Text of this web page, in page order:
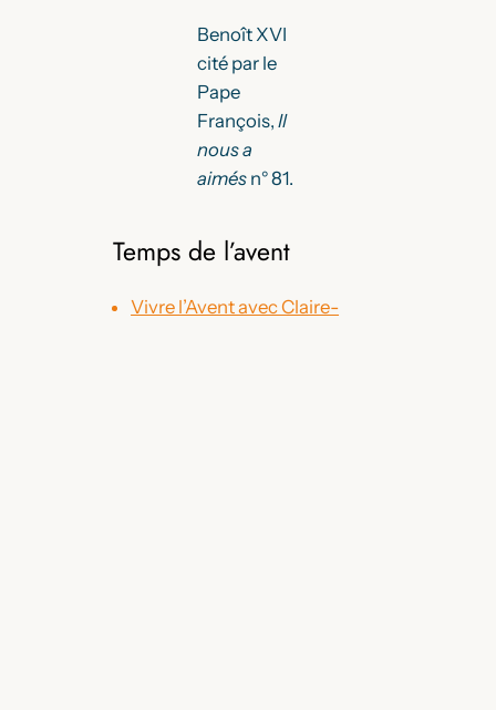
Benoît XVI
cité par le
Pape
François, Il
nous a
aimésn° 81.
Temps de l’avent
Vivre l’Avent avec Claire-